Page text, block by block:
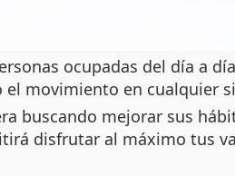
ocupadas del día a
el movimiento en cualquier
buscando mejorar sus
disfrutar al máximo tus